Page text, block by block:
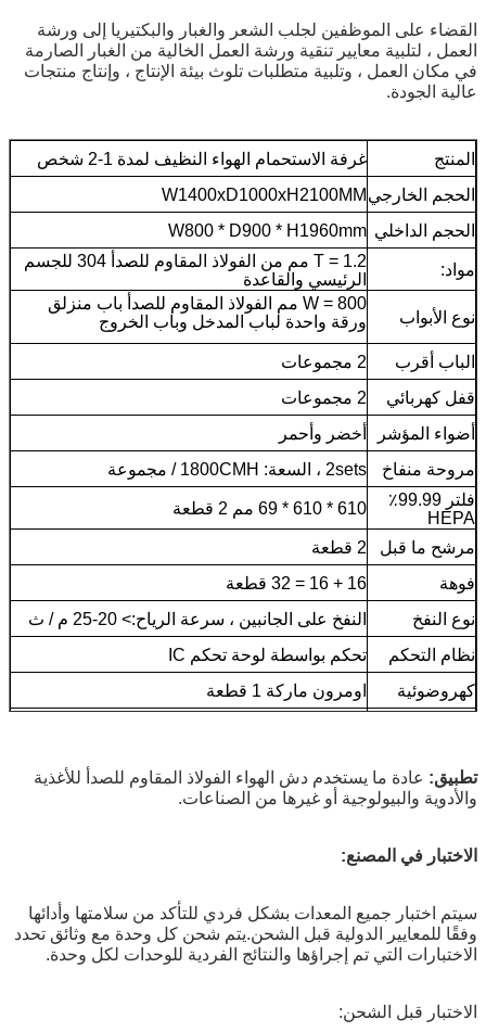
القضاء على الموظفين لجلب الشعر والغبار والبكتيريا إلى ورشة
العمل ، لتلبية معايير تنقية ورشة العمل الخالية من الغبار الصارمة
في مكان العمل ، وتلبية متطلبات تلوث بيئة الإنتاج ، وإنتاج منتجات
عالية الجودة.
المنتج
غرفة الاستحمام الهواء النظيف لمدة 1-2 شخص
الحجم الخارجي W1400xD1000xH2100MM
الحجم الداخلي W800 * D900 * H1960mm
مواد:
T = 1.2 مم من الفولاذ المقاوم للصدأ 304 للجسم
الرئيسي والقاعدة
نوع الأبواب
W = 800 مم الفولاذ المقاوم للصدأ باب منزلق
ورقة واحدة لباب المدخل وباب الخروج
الباب أقرب
2 مجموعات
قفل كهربائي
2 مجموعات
أضواء المؤشر
أخضر وأحمر
مروحة منفاخ
2sets ، السعة: 1800CMH / مجموعة
فلتر 99.99٪
HEPA
610 * 610 * 69 مم 2 قطعة
مرشح ما قبل
2 قطعة
فوهة
16 + 16 = 32 قطعة
نوع النفخ
النفخ على الجانبين ، سرعة الرياح:> 20-25 م / ث
نظام التحكم
تحكم بواسطة لوحة تحكم IC
كهروضوئية
اومرون ماركة 1 قطعة
تطبيق: عادة ما يستخدم دش الهواء الفولاذ المقاوم للصدأ للأغذية
والأدوية والبيولوجية أو غيرها من الصناعات.
الاختبار في المصنع:
سيتم اختبار جميع المعدات بشكل فردي للتأكد من سلامتها وأدائها
وفقًا للمعايير الدولية قبل الشحن.يتم شحن كل وحدة مع وثائق تحدد
الاختبارات التي تم إجراؤها والنتائج الفردية للوحدات لكل وحدة.
الاختبار قبل الشحن: